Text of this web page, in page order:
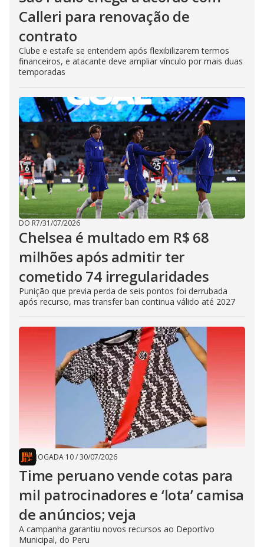
Calleri para renovação de
contrato
Clube e estafe se entendem após flexibilizarem termos
financeiros, e atacante deve ampliar vínculo por mais duas
temporadas
DO R7/31/07/2026
Chelsea é multado em R$ 68
milhões após admitir ter
cometido 74 irregularidades
Punição que previa perda de seis pontos foi derrubada
após recurso, mas transfer ban continua válido até 2027
JOGADA 10/30/07/2026
Time peruano vende cotas para
mil patrocinadores e ‘lota’ camisa
de anúncios; veja
A campanha garantiu novos recursos ao Deportivo
Municipal, do Peru